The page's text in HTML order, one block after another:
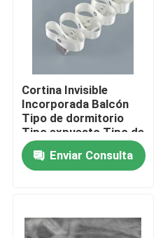
Cortina Invisible
Incorporada Balcón
Tipo de dormitorio
Tipo expuesto Tipo de
cortina de serpiente
Enviar Consulta